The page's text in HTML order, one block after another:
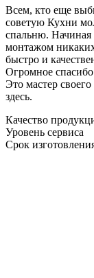
Всем, кто еще
советую Кухни
спальню. Начиная
монтажом
быстро и
Огромное
Это мастер
здесь.
Качество
Уровень сервиса
Срок